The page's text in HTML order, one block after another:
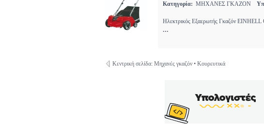
Κατηγορία: ΜΗΧΑΝΕΣ ΓΚΑΖΟΝ
Ηλεκτρικός Εξαερωτής Γκαζόν EINHELL
...
Κεντρική σελίδα: Μηχανές γκαζόν • Κουρευτικά